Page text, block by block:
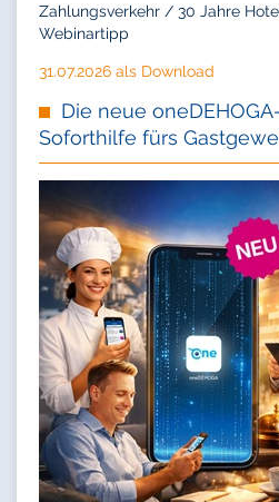
Zahlungsverkehr / 30 Jahre
Webinartipp
31.07.2026 als Download
Die neue
Soforthilfe fürs